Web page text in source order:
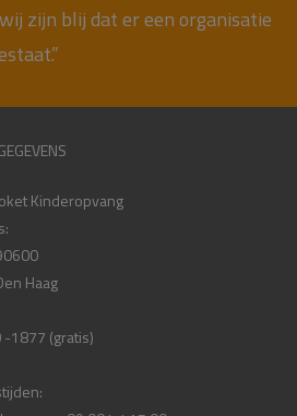
zijn blij dat er een organisatie
Kinderopvang
Haag
-1877 (gratis)